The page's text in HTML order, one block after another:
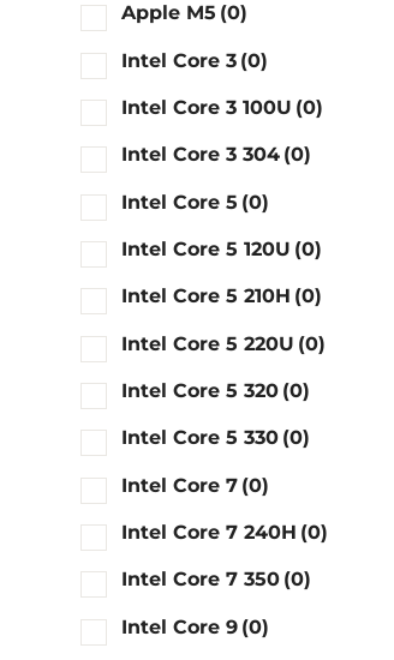
Apple M5 (0)
Intel Core 3 (0)
Intel Core 3 100U (0)
Intel Core 3 304 (0)
Intel Core 5 (0)
Intel Core 5 120U (0)
Intel Core 5 210H (0)
Intel Core 5 220U (0)
Intel Core 5 320 (0)
Intel Core 5 330 (0)
Intel Core 7 (0)
Intel Core 7 240H (0)
Intel Core 7 350 (0)
Intel Core 9 (0)